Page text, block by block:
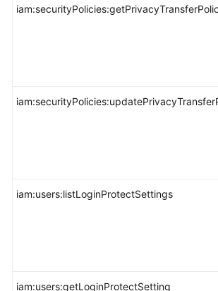
iam:users:listLoginProtectSettings
iam:users:getLoginProtectSetting